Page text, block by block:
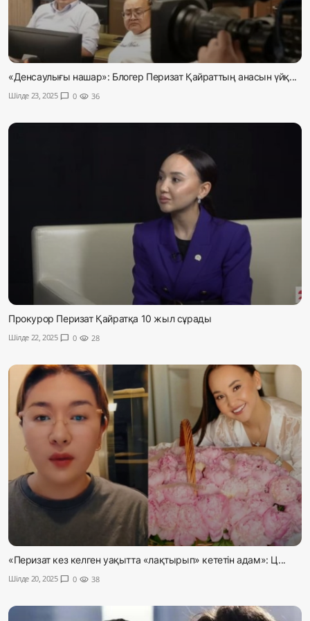
«Денсаулығы нашар»: Блогер Перизат Қайраттың анасын үйқ...
Шілде 23, 2025 chat_bubble 0 visibility 36
Прокурор Перизат Қайратқа 10 жыл сұрады
Шілде 22, 2025 chat_bubble 0 visibility 28
«Перизат кез келген уақытта «лақтырып» кететін адам»: Ц...
Шілде 20, 2025 chat_bubble 0 visibility 38